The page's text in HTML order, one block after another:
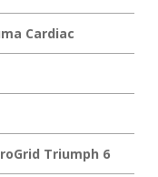
Cardiac
Triumph 6